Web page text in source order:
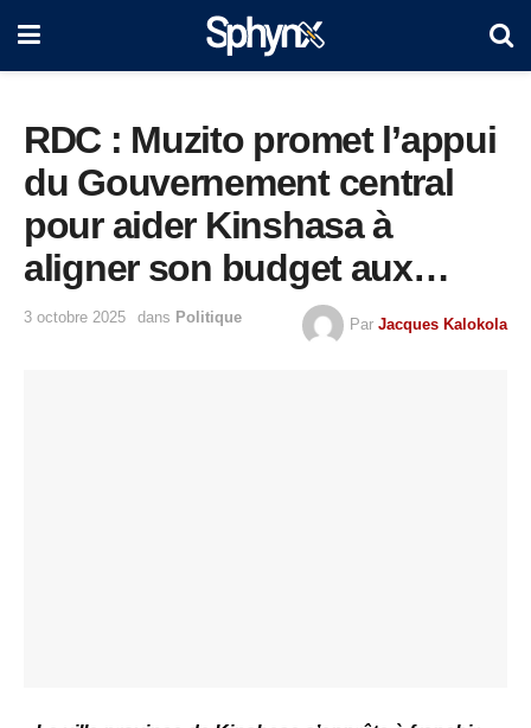
RDC : Muzito promet l’appui
du Gouvernement central
pour aider Kinshasa à
aligner son budget aux
standards nationaux
3 octobre 2025 dans Politique Par Jacques Kalokola